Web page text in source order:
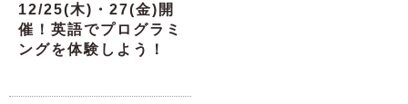
12/25(木)・27(金)開
催！英語でプログラミ
ングを体験しよう！